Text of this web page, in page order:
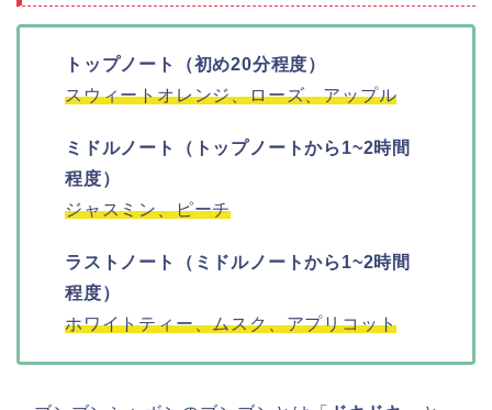
トップノート（初め20分程度）
スウィートオレンジ、ローズ、アップル
ミドルノート（トップノートから1~2時間
程度）
ジャスミン、ピーチ
ラストノート（ミドルノートから1~2時間
程度）
ホワイトティー、ムスク、アプリコット